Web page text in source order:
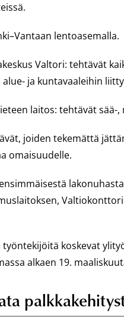
lentoasemalla.
Valtori: tehtävät
ja kuntavaaleihin
laitos: tehtävät
joiden tekemättä
omaisuudelle.
koskevat
alkaen 19.